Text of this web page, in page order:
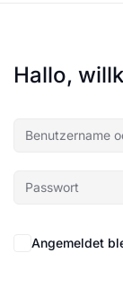
Hallo,
Angemeldet